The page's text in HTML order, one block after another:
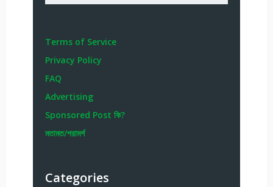
Terms of Service
Privacy Policy
FAQ
Advertising
Sponsored Post কি?
মতামত/পরামর্শ
Categories